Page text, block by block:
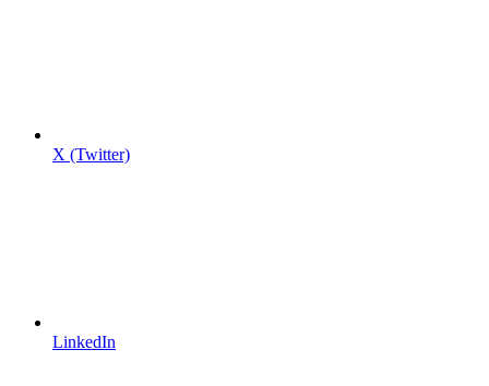
X (Twitter)
LinkedIn